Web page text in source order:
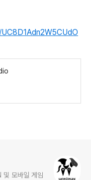
모바일 게임